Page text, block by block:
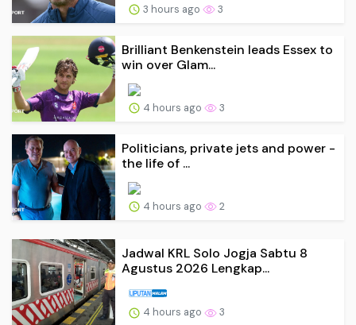
3 hours ago 3
Brilliant Benkenstein leads Essex to
win over Glam...
4 hours ago 3
Politicians, private jets and power -
the life of ...
4 hours ago 2
Jadwal KRL Solo Jogja Sabtu 8
Agustus 2026 Lengkap...
4 hours ago 3